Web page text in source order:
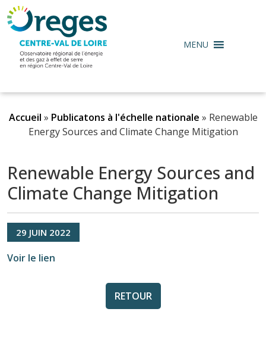
MENU
Accueil » Publicatons à l'échelle nationale » Renewable
Energy Sources and Climate Change Mitigation
Renewable Energy Sources and
Climate Change Mitigation
29 JUIN 2022
Voir le lien
RETOUR